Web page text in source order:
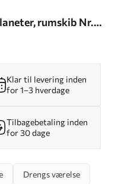
rumskib Nr.
Klar til levering inden
for 1–3 hverdage
Tilbagebetaling inden
for 30 dage
Drengs værelse